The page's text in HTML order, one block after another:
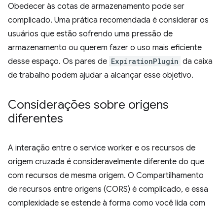
Obedecer às cotas de armazenamento pode ser
complicado. Uma prática recomendada é considerar os
usuários que estão sofrendo uma pressão de
armazenamento ou querem fazer o uso mais eficiente
desse espaço. Os pares de ExpirationPlugin da caixa
de trabalho podem ajudar a alcançar esse objetivo.
Considerações sobre origens
diferentes
A interação entre o service worker e os recursos de
origem cruzada é consideravelmente diferente do que
com recursos de mesma origem. O Compartilhamento
de recursos entre origens (CORS) é complicado, e essa
complexidade se estende à forma como você lida com